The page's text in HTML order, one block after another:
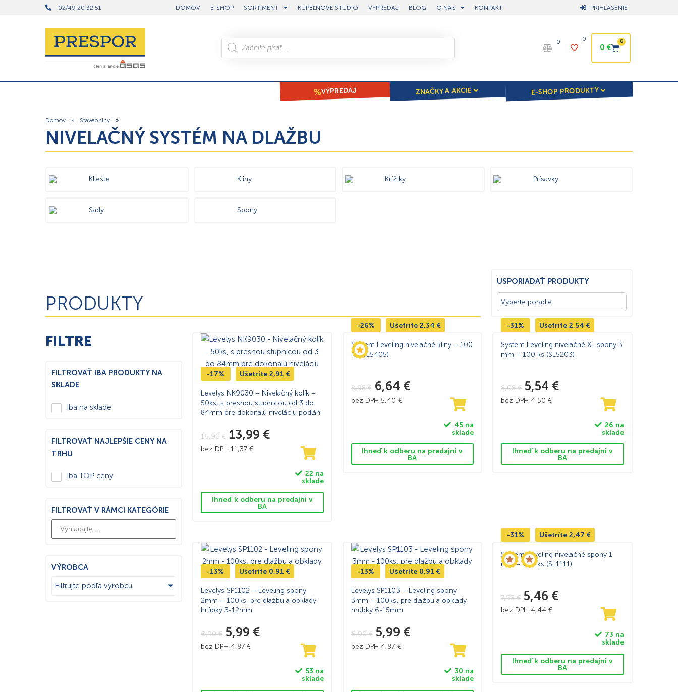
02/49 20 32 51 DOMOV E-SHOP SORTIMENT KÚPEĽŇOVÉ ŠTÚDIO VÝPREDAJ BLOG O NÁS KONTAKT PRIHLÁSENIE
0 0
0€
0
VÝPREDAJ ZNAČKY A AKCIE E-SHOP PRODUKTY
Domov » Stavebniny »
NIVELAČNÝ SYSTÉM NA DLAŽBU
Kliešte Kliny Krížiky Prísavky
Sady Spony
PRODUKTY
USPORIADAŤ PRODUKTY
FILTRE
FILTROVAŤ IBA PRODUKTY NA
SKLADE
Iba na sklade
FILTROVAŤ NAJLEPŠIE CENY NA
TRHU
Iba TOP ceny
FILTROVAŤ V RÁMCI KATEGÓRIE
VÝROBCA
Filtrujte podľa výrobcu
-17% Ušetríte 2,91 €
Levelys NK9030 – Nivelačný kolík –
50ks, s presnou stupnicou od 3 do
84mm pre dokonalú niveláciu podláh
16,90€ 13,99 €
bez DPH 11,37 €
22 na
sklade
Ihneď k odberu na predajni v
BA
-26% Ušetríte 2,34 €
System Leveling nivelačné kliny – 100
ks (SL5405)
8,98€ 6,64 €
bez DPH 5,40 €
45 na
sklade
Ihneď k odberu na predajni v
BA
-31% Ušetríte2,54€
System Leveling nivelačné XL spony 3
mm – 100 ks (SL5203)
8,08€ 5,54 €
bez DPH 4,50€
26 na
sklade
Ihneď k odberu na predajni v
BA
-13% Ušetríte 0,91 €
Levelys SP1102 – Leveling spony
2mm – 100ks, pre dlažbu a obklady
hrúbky 3-12mm
6,90€ 5,99 €
bez DPH 4,87 €
53 na
sklade
-13% Ušetríte 0,91 €
Levelys SP1103 – Leveling spony
3mm – 100ks, pre dlažbu a obklady
hrúbky 6-15mm
6,90€ 5,99 €
bez DPH 4,87 €
30 na
sklade
-31% Ušetríte2,47€
System Leveling nivelačné spony 1
mm – 100 ks (SL1111)
7,93€ 5,46 €
bez DPH 4,44€
73 na
sklade
Ihneď k odberu na predajni v
BA